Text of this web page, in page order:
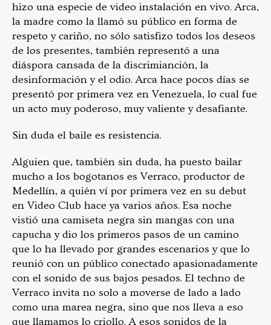
hizo una especie de video instalación en vivo. Arca,
la madre como la llamó su público en forma de
respeto y cariño, no sólo satisfizo todos los deseos
de los presentes, también representó a una
diáspora cansada de la discrimianción, la
desinformación y el odio. Arca hace pocos días se
presentó por primera vez en Venezuela, lo cual fue
un acto muy poderoso, muy valiente y desafiante.
Sin duda el baile es resistencia.
Alguien que, también sin duda, ha puesto bailar
mucho a los bogotanos es Verraco, productor de
Medellín, a quién ví por primera vez en su debut
en Video Club hace ya varios años. Esa noche
vistió una camiseta negra sin mangas con una
capucha y dio los primeros pasos de un camino
que lo ha llevado por grandes escenarios y que lo
reunió con un público conectado apasionadamente
con el sonido de sus bajos pesados. El techno de
Verraco invita no solo a moverse de lado a lado
como una marea negra, sino que nos lleva a eso
que llamamos lo criollo. A esos sonidos de la